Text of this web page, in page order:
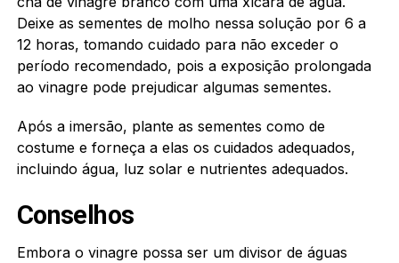
Deixe as sementes de molho nessa solução por 6 a
12 horas, tomando cuidado para não exceder o
período recomendado, pois a exposição prolongada
ao vinagre pode prejudicar algumas sementes.
Após a imersão, plante as sementes como de
costume e forneça a elas os cuidados adequados,
incluindo água, luz solar e nutrientes adequados.
Conselhos
Embora o vinagre possa ser um divisor de águas